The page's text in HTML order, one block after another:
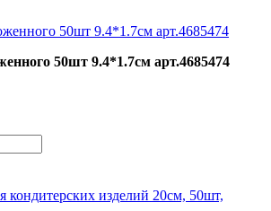
50шт 9.4*1.7см арт.4685474